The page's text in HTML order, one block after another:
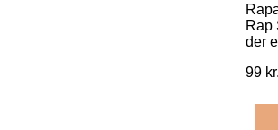
Rap
der
99 kr.